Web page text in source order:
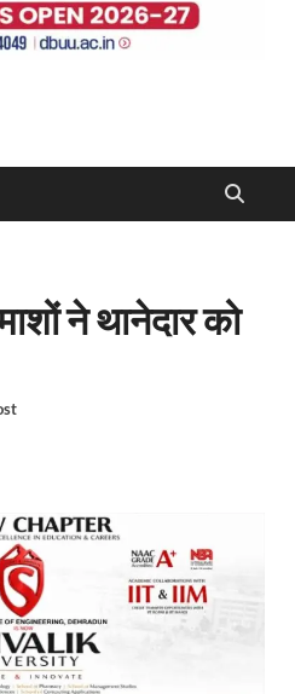
ने थानेदार को